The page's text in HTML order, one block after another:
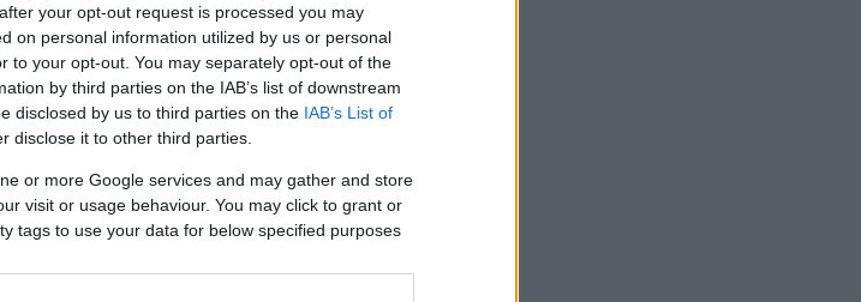
your opt-out request is processed you may
on personal information utilized by us or personal
to your opt-out. You may separately opt-out of the
by third parties on the IAB’s list of downstream
disclosed by us to third parties on the IAB’s List of
disclose it to other third parties.
or more Google services and may gather and store
visit or usage behaviour. You may click to grant or
tags to use your data for below specified purposes